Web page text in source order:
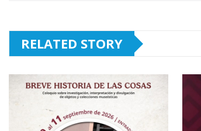
RELATED STORY